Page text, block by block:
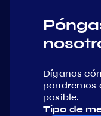
Díganos
pondremos
posible.
Tipo de